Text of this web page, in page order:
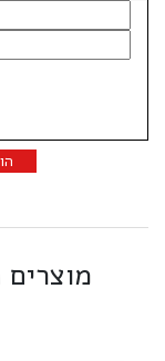
מוצרים